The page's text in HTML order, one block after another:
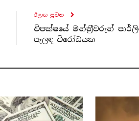
ඊළඟ පුව​ත
විපක්ෂයේ මන්ත්‍රීවරුන්
පැලඳ විරෝධයක